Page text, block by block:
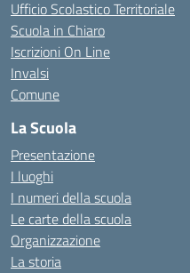
Ufficio Scolastico Territoriale
Scuola in Chiaro
Iscrizioni On Line
Invalsi
Comune
La Scuola
Presentazione
I luoghi
I numeri della scuola
Le carte della scuola
Organizzazione
La storia